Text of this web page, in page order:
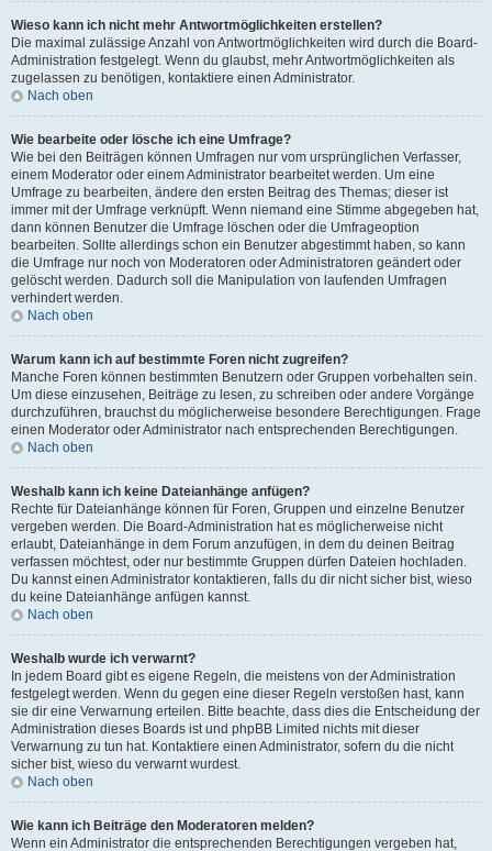
Wieso kann ich nicht mehr Antwortmöglichkeiten erstellen?
Die maximal zulässige Anzahl von Antwortmöglichkeiten wird durch die Board-
Administration festgelegt. Wenn du glaubst, mehr Antwortmöglichkeiten als
zugelassen zu benötigen, kontaktiere einen Administrator.
Nach oben
Wie bearbeite oder lösche ich eine Umfrage?
Wie bei den Beiträgen können Umfragen nur vom ursprünglichen Verfasser,
einem Moderator oder einem Administrator bearbeitet werden. Um eine
Umfrage zu bearbeiten, ändere den ersten Beitrag des Themas; dieser ist
immer mit der Umfrage verknüpft. Wenn niemand eine Stimme abgegeben hat,
dann können Benutzer die Umfrage löschen oder die Umfrageoption
bearbeiten. Sollte allerdings schon ein Benutzer abgestimmt haben, so kann
die Umfrage nur noch von Moderatoren oder Administratoren geändert oder
gelöscht werden. Dadurch soll die Manipulation von laufenden Umfragen
verhindert werden.
Nach oben
Warum kann ich auf bestimmte Foren nicht zugreifen?
Manche Foren können bestimmten Benutzern oder Gruppen vorbehalten sein.
Um diese einzusehen, Beiträge zu lesen, zu schreiben oder andere Vorgänge
durchzuführen, brauchst du möglicherweise besondere Berechtigungen. Frage
einen Moderator oder Administrator nach entsprechenden Berechtigungen.
Nach oben
Weshalb kann ich keine Dateianhänge anfügen?
Rechte für Dateianhänge können für Foren, Gruppen und einzelne Benutzer
vergeben werden. Die Board-Administration hat es möglicherweise nicht
erlaubt, Dateianhänge in dem Forum anzufügen, in dem du deinen Beitrag
verfassen möchtest, oder nur bestimmte Gruppen dürfen Dateien hochladen.
Du kannst einen Administrator kontaktieren, falls du dir nicht sicher bist, wieso
du keine Dateianhänge anfügen kannst.
Nach oben
Weshalb wurde ich verwarnt?
In jedem Board gibt es eigene Regeln, die meistens von der Administration
festgelegt werden. Wenn du gegen eine dieser Regeln verstoßen hast, kann
sie dir eine Verwarnung erteilen. Bitte beachte, dass dies die Entscheidung der
Administration dieses Boards ist und phpBB Limited nichts mit dieser
Verwarnung zu tun hat. Kontaktiere einen Administrator, sofern du die nicht
sicher bist, wieso du verwarnt wurdest.
Nach oben
Wie kann ich Beiträge den Moderatoren melden?
Wenn ein Administrator die entsprechenden Berechtigungen vergeben hat,